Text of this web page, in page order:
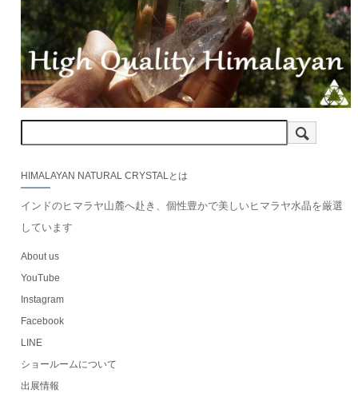
HIMALAYAN NATURAL CRYSTALとは
インドのヒマラヤ山麓へ赴き、個性豊かで美しいヒマラヤ水晶を厳選
しています
About us
YouTube
Instagram
Facebook
LINE
ショールームについて
出展情報